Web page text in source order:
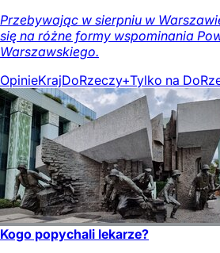
Przebywając w sierpniu w
się na różne formy wspominania
Warszawskiego.
OpinieKrajDoRzeczy+Tylko na
Kogo popychali lekarze?